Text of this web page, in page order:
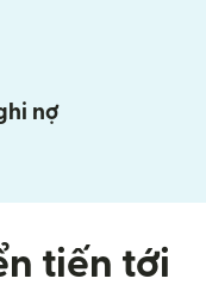
nợ
tiến tới